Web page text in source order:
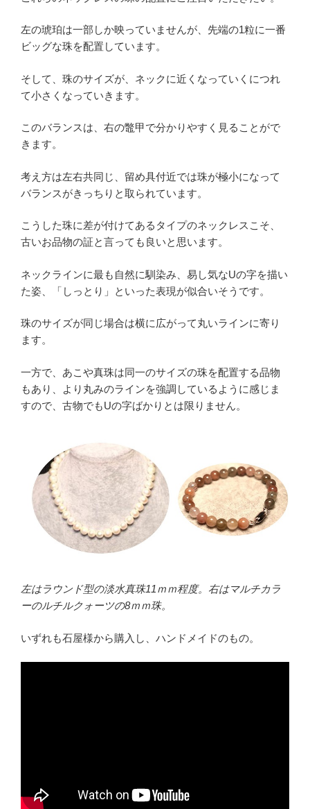
左の琥珀は一部しか映っていませんが、先端の1粒に一番
ビッグな珠を配置しています。
そして、珠のサイズが、ネックに近くなっていくにつれ
て小さくなっていきます。
このバランスは、右の鼈甲で分かりやすく見ることがで
きます。
考え方は左右共同じ、留め具付近では珠が極小になって
バランスがきっちりと取られています。
こうした珠に差が付けてあるタイプのネックレスこそ、
古いお品物の証と言っても良いと思います。
ネックラインに最も自然に馴染み、易し気なUの字を描い
た姿、「しっとり」といった表現が似合いそうです。
珠のサイズが同じ場合は横に広がって丸いラインに寄り
ます。
一方で、あこや真珠は同一のサイズの珠を配置する品物
もあり、より丸みのラインを強調しているように感じま
すので、古物でもUの字ばかりとは限りません。
左はラウンド型の淡水真珠11ｍｍ程度。右はマルチカラ
ーのルチルクォーツの8ｍｍ珠。
いずれも石屋様から購入し、ハンドメイドのもの。